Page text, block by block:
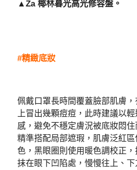
▲Za 椰林暮光高光修容盤。
#精緻底妝
佩戴口罩長時間覆蓋臉部肌膚
上冒出幾顆痘痘，此時建議以
感，避免不穩定膚況被底妝悶
精準搭配局部遮瑕，肌膚泛紅
色，黑眼圈則使用暖色調校正
抹在眼下凹陷處，慢慢往上、